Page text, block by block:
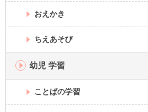
おえかき
ちえあそび
幼児 学習
ことばの学習